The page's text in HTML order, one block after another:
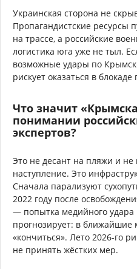
Украинская сторона не
Пропагандистские ресурсы
на трассе, а российские
логистика юга уже не тыл.
возможные удары по
рискует оказаться в блокаде
Что значит
понимании
экспертов?
Это не десант на пляжи и
наступление. Это
Сначала парализуют
2022 году после
— попытка медийного
прогнозирует: в ближайшие
«кончиться». Лето 2026-го
не принять жёстких мер.